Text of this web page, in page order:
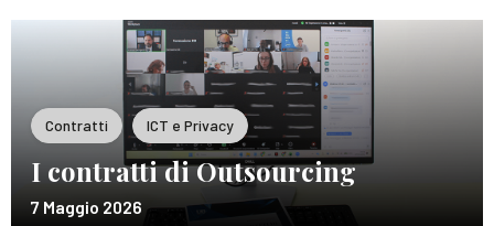
Contratti ICT e Privacy
I contratti di Outsourcing
7 Maggio 2026